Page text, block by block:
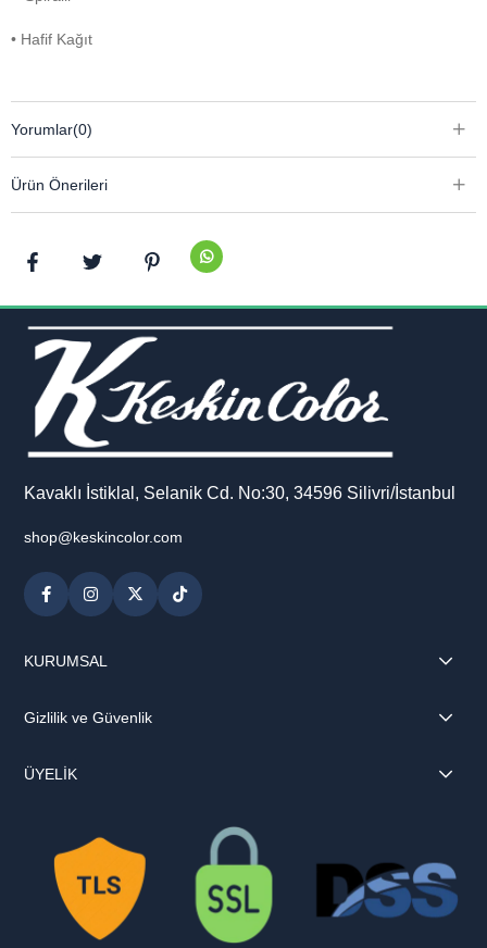
• Hafif Kağıt
Yorumlar(0)
Ürün Önerileri
Kavaklı İstiklal, Selanik Cd. No:30, 34596 Silivri/İstanbul
shop@keskincolor.com
KURUMSAL
Gizlilik ve Güvenlik
ÜYELİK